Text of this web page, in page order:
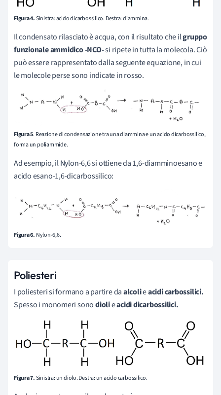
Figura 4.Sinistra: acido dicarbossilico. Destra: diammina.
Il condensato rilasciato è acqua, con il risultato che ilgruppo
funzionaleammidico-NCO-si ripete in tutta la molecola. Ciò
può essere rappresentato dalla seguente equazione, in cui
le molecole perse sono indicate in rosso.
Figura 5. Reazione di condensazione tra una diammina e un acido dicarbossilico,
forma un poliammide.
Ad esempio, il Nylon-6,6 si ottiene da 1,6-diamminoesano e
acido esano-1,6-dicarbossilico:
Figura 6. Nylon-6,6.
Poliesteri
I poliesteri si formano a partire daalcolieacidi carbossilici.
Spesso i monomeri sonodiolieacidi dicarbossilici.
Figura 7.Sinistra: un diolo. Destra: un acido carbossilico.